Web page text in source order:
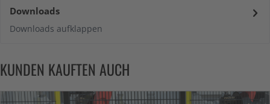
Downloads
Downloads aufklappen
KUNDEN KAUFTEN AUCH